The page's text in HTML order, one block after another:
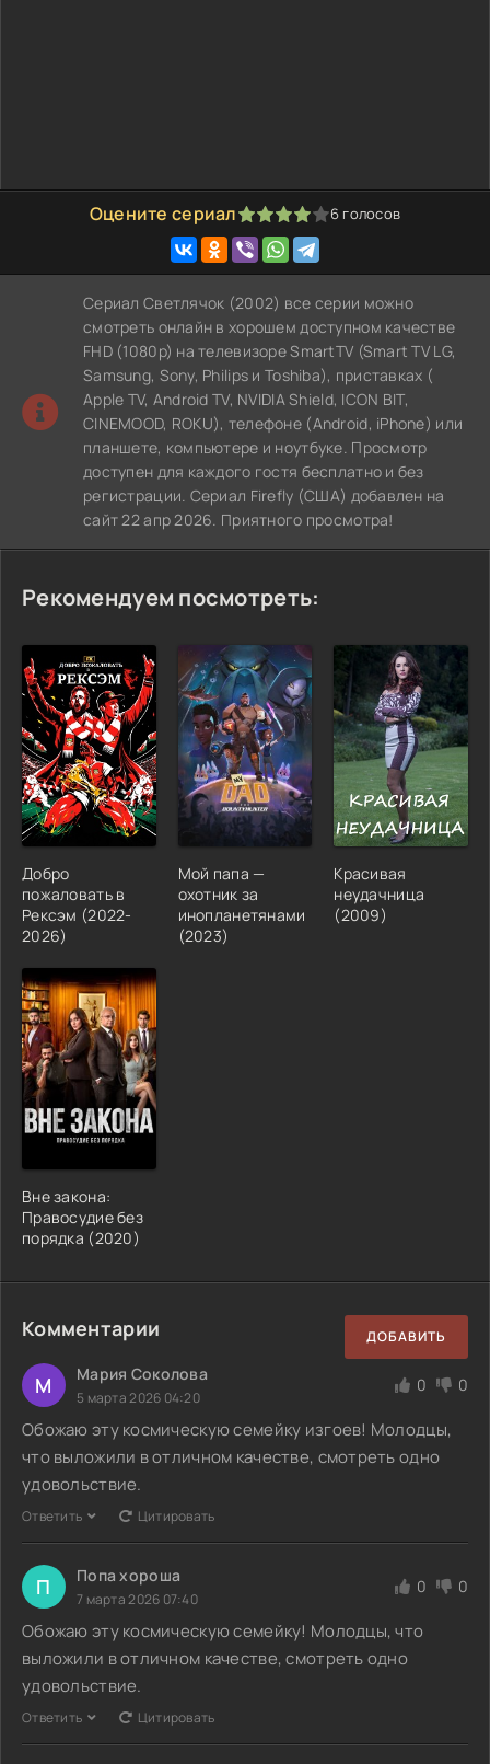
Оцените сериал
1 2 3 4 5 6голосов
Сериал Светлячок (2002) все серии можно
смотреть онлайн в хорошем доступном качестве
FHD (1080p) на телевизоре SmartTV (Smart TV LG,
Samsung, Sony, Philips и Toshiba), приставках (
Apple TV, Android TV, NVIDIA Shield, ICON BIT,
CINEMOOD, ROKU), телефоне (Android, iPhone) или
планшете, компьютере и ноутбуке. Просмотр
доступен для каждого гостя бесплатно и без
регистрации. Сериал Firefly (США) добавлен на
сайт 22 апр 2026. Приятного просмотра!
Рекомендуем посмотреть:
Добро
пожаловать в
Рексэм (2022-
2026)
Мой папа —
охотник за
инопланетянами
(2023)
Красивая
неудачница
(2009)
Вне закона:
Правосудие без
порядка (2020)
Комментарии ДОБАВИТЬ
М Мария Соколова
5 марта 2026 04:20
0 0
Обожаю эту космическую семейку изгоев! Молодцы,
что выложили в отличном качестве, смотреть одно
удовольствие.
Ответить Цитировать
П Попа хороша
7 марта 2026 07:40
0 0
Обожаю эту космическую семейку! Молодцы, что
выложили в отличном качестве, смотреть одно
удовольствие.
Ответить Цитировать